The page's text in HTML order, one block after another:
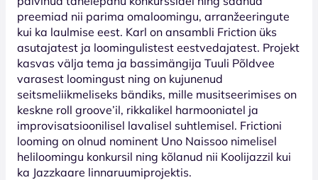
preemiad nii parima omaloomingu, arranžeeringute
kui ka laulmise eest. Karl on ansambli Friction üks
asutajatest ja loomingulistest eestvedajatest. Projekt
kasvas välja tema ja bassimängija Tuuli Põldvee
varasest loomingust ning on kujunenud
seitsmeliikmeliseks bändiks, mille musitseerimises on
keskne roll groove’il, rikkalikel harmooniatel ja
improvisatsioonilisel lavalisel suhtlemisel. Frictioni
looming on olnud nominent Uno Naissoo nimelisel
heliloomingu konkursil ning kõlanud nii Koolijazzil kui
ka Jazzkaare linnaruumiprojektis.